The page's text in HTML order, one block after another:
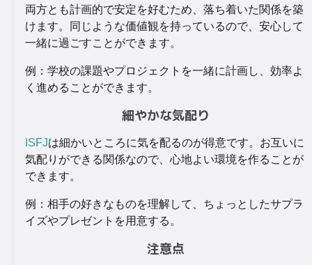
両方とも計画的で安定を好むため、落ち着いた関係を築
けます。同じような価値観を持っているので、安心して
一緒に過ごすことができます。
例：学校の課題やプロジェクトを一緒に計画し、効率よ
く進めることができます。
細やかな気配り
ISFJは細かいところに気を配るのが得意です。お互いに
気配りができる関係なので、心地よい環境を作ることが
できます。
例：相手の好きなものを理解して、ちょっとしたサプラ
イズやプレゼントを用意する。
注意点